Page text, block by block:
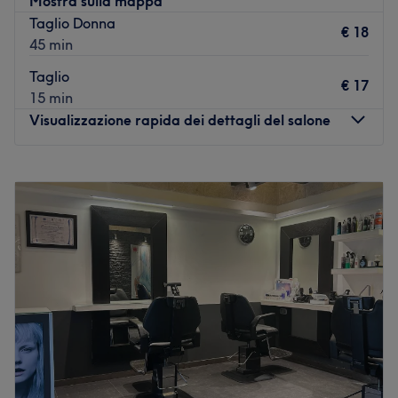
Ambiente: curato e accogliente.
Specializzato in: servizi barber.
Marche e prodotti utilizzati: Point Hair.
Taglio Donna
45 min
€ 18
Taglio
15 min
€ 17
Visualizzazione rapida dei dettagli del salone
Martedì
19:30
Mercoledì
08:00–19:30
Giovedì
08:00–19:30
Venerdì
08:00–
19:30
08:00
12:30
Chiuso
Aperto nel 2003 al numero 9 di via Forziati, ad
Acquaviva delle Fonti in provincia di Bari, il salone
Vanità Parrucchieri è un punto di riferimento nel settore